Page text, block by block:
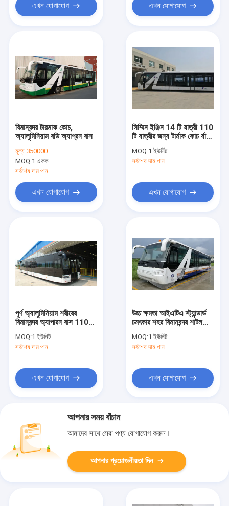
এখন যোগাযোগ এখন যোগাযোগ
বিমানবন্দর টারমাক কোচ,
অ্যালুমিনিয়াম বডি অ্যাপ্রন বাস
মূল্য:350000
MOQ:1 একক
সর্বশেষ দাম পান
এখন যোগাযোগ
সিম্মিন ইঞ্জিন 14 টি যাত্রী 110
টি যাত্রীর জন্য টার্মাক কোচ র্যাম
MOQ:1 ইউনিট
সর্বশেষ দাম পান
এখন যোগাযোগ
পূর্ণ অ্যালুমিনিয়াম শরীরের
বিমানবন্দর অ্যাপারন বাস 110
MOQ:1 ইউনিট
সর্বশেষ দাম পান
এখন যোগাযোগ
উচ্চ ক্ষমতা আইএটিএ স্ট্যান্ডার্ড
চমৎকার শহর বিমানবন্দর শাটল
MOQ:1 ইউনিট
সর্বশেষ দাম পান
এখন যোগাযোগ
আপনার সময় বাঁচান
আমাদের সাথে সেরা পণ্য যোগাযোগ করুন।
আপনার প্রয়োজনীয়তা দিন